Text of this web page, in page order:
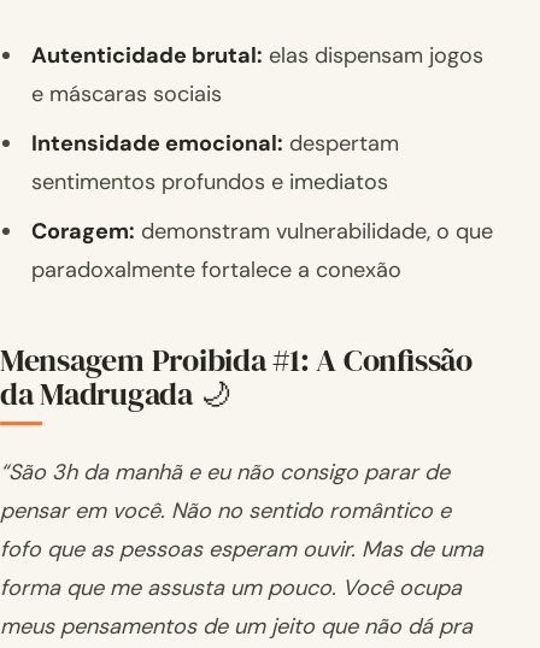
Autenticidade brutal: elas dispensam jogos
e máscaras sociais
Intensidade emocional: despertam
sentimentos profundos e imediatos
Coragem: demonstram vulnerabilidade, o que
paradoxalmente fortalece a conexão
Mensagem Proibida #1: A Confissão
da Madrugada 🌙
“São 3h da manhã e eu não consigo parar de
pensar em você. Não no sentido romântico e
fofo que as pessoas esperam ouvir. Mas de uma
forma que me assusta um pouco. Você ocupa
meus pensamentos de um jeito que não dá pra